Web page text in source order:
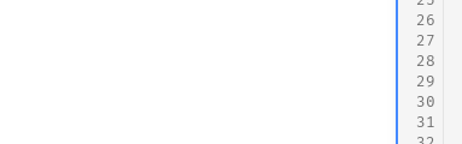
26
27
28
29
30
31